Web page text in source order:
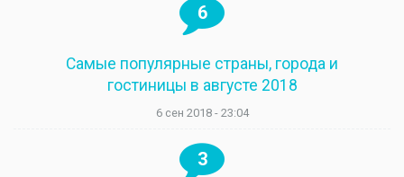
6
Самые популярные страны, города и
гостиницы в августе 2018
6 сен 2018 - 23:04
3